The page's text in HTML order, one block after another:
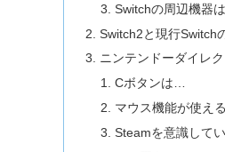
Switchの周辺機器
Switch2と現行Switch
ニンテンドーダイレ
Cボタンは…
マウス機能が使え
Steamを意識して